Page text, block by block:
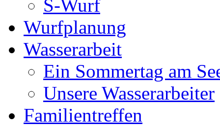
S-Wurf
Wurfplanung
Wasserarbeit
Ein Sommertag am
Unsere Wasserarbeiter
Familientreffen